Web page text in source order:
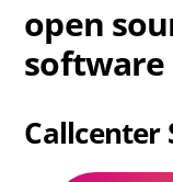
open
software
Callcenter